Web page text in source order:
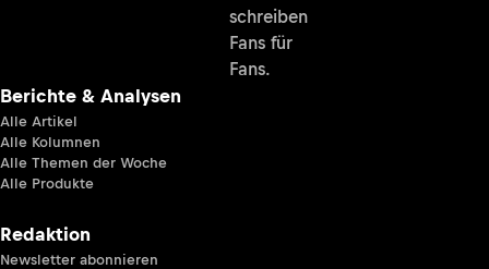
schreiben
Fans für
Fans.
Berichte & Analysen
Alle Artikel
Alle Kolumnen
Alle Themen der Woche
Alle Produkte
Redaktion
Newsletter abonnieren